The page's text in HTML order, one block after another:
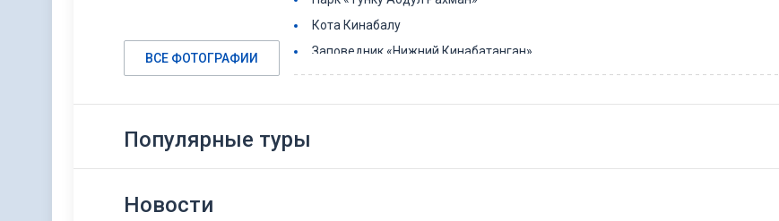
ВСЕ ФОТОГРАФИИ
Кота Кинабалу
Заповедник «Нижний Кинабатанган»
Реабилитационный центр орангутангов Сепилок
Бассейн Маляу и Лембах Данум
Шопинг
Популярные туры
Новости